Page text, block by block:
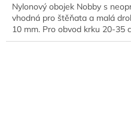
Nylonový obojek Nobby s
vhodná pro štěňata a malá
10 mm. Pro obvod krku 20-35